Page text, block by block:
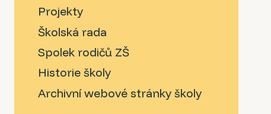
Projekty
Školská rada
Spolek rodičů ZŠ
Historie školy
Archivní webové stránky školy